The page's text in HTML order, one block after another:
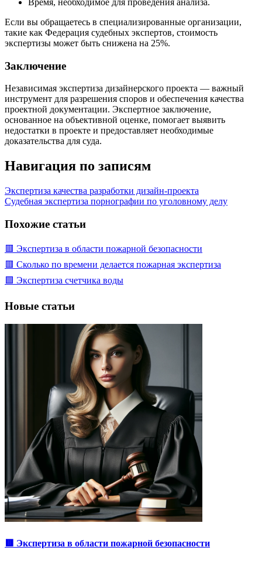
Время, необходимое для проведения анализа.
Если вы обращаетесь в специализированные организации,
такие как Федерация судебных экспертов, стоимость
экспертизы может быть снижена на 25%.
Заключение
Независимая экспертиза дизайнерского проекта — важный
инструмент для разрешения споров и обеспечения качества
проектной документации. Экспертное заключение,
основанное на объективной оценке, помогает выявить
недостатки в проекте и предоставляет необходимые
доказательства для суда.
Навигация по записям
Экспертиза качества разработки дизайн-проекта
Судебная экспертиза порнографии по уголовному делу
Похожие статьи
🟥 Экспертиза в области пожарной безопасности
🟥 Сколько по времени делается пожарная экспертиза
🟩 Экспертиза счетчика воды
Новые статьи
🟥 Экспертиза в области пожарной безопасности